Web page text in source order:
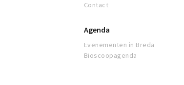
Contact
Agenda
Evenementen in Breda
Bioscoopagenda